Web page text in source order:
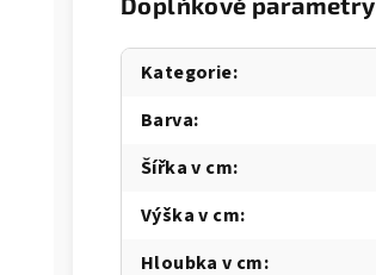
Kategorie:
Barva:
Šířka v cm:
Výška v cm:
Hloubka v cm: